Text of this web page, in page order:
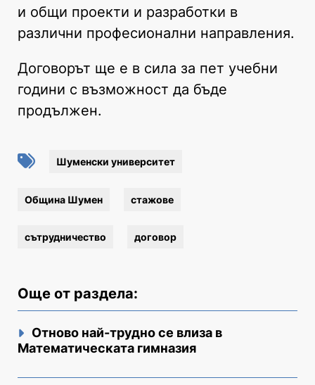
и общи проекти и разработки в
различни професионални направления.
Договорът ще е в сила за пет учебни
години с възможност да бъде
продължен.
Шуменски университет
Община Шумен стажове
сътрудничество договор
Още от раздела:
Отново най-трудно се влиза в
Математическата гимназия